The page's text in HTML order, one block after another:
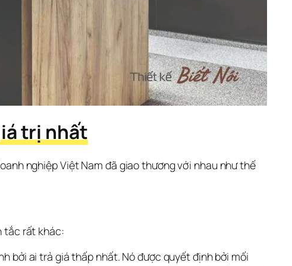
trị nhất
nghiệp Việt Nam đã giao thương với nhau như thế
tắc rất khác:
bởi ai trả giá thấp nhất. Nó được quyết định bởi mối